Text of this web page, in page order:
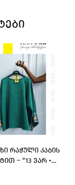
ᲠᲐᲭᲣᲚᲘ ᲙᲐᲑᲘᲡ
– “13 ᲕᲐᲠ •